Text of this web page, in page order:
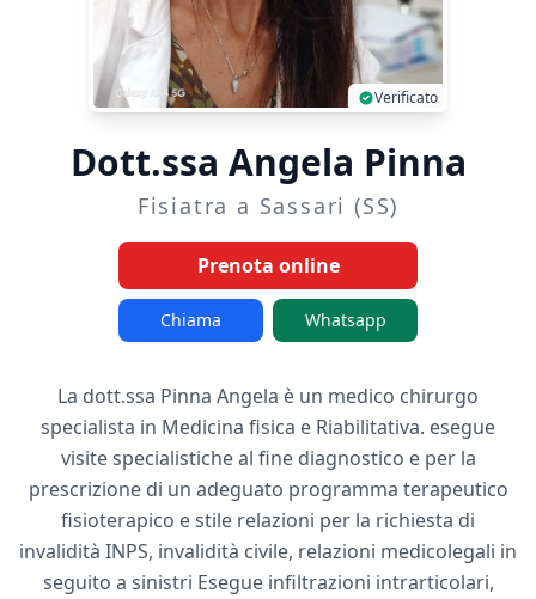
Verificato
Dott.ssa Angela Pinna
Fisiatra a Sassari (SS)
Prenota online
Chiama Whatsapp
La dott.ssa Pinna Angela è un medico chirurgo
specialista in Medicina fisica e Riabilitativa. esegue
visite specialistiche al fine diagnostico e per la
prescrizione di un adeguato programma terapeutico
fisioterapico e stile relazioni per la richiesta di
invalidità INPS, invalidità civile, relazioni medicolegali in
seguito a sinistri Esegue infiltrazioni intrarticolari,